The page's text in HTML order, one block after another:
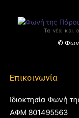
Τα νέα και
©
Επικοινωνία
Ιδιοκτησία Φωνή
ΑΦΜ 801495563